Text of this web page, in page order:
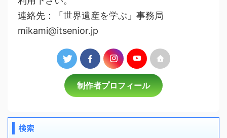
連絡先：「世界遺産を学ぶ」事務局
mikami@itsenior.jp
制作者プロフィール
検索